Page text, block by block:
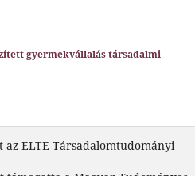
gyermekvállalás társadalmi
ELTE Társadalomtudományi